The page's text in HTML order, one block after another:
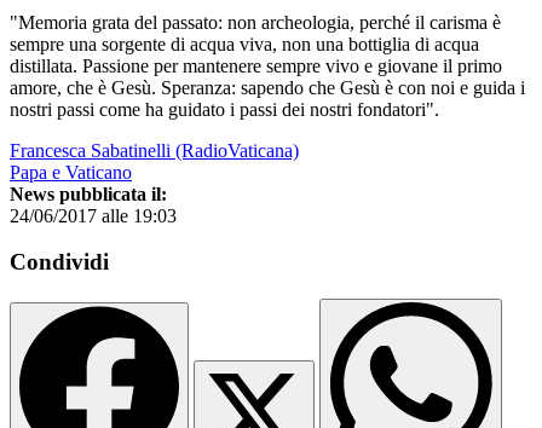
"Memoria grata del passato: non archeologia, perché il carisma è
sempre una sorgente di acqua viva, non una bottiglia di acqua
distillata. Passione per mantenere sempre vivo e giovane il primo
amore, che è Gesù. Speranza: sapendo che Gesù è con noi e guida i
nostri passi come ha guidato i passi dei nostri fondatori".
Francesca Sabatinelli (RadioVaticana)
Papa e Vaticano
News pubblicata il:
24/06/2017 alle 19:03
Condividi